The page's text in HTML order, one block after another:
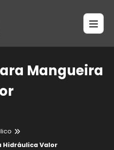
Mangueira
Hidráulica Valor